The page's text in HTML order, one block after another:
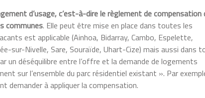
d’usage, c’est-à-dire le règlement de compensation
communes. Elle peut être mise en place dans toutes les
est applicable (Ainhoa, Bidarray, Cambo, Espelette,
sur-Nivelle, Sare, Souraïde, Uhart-Cize) mais aussi dans
un déséquilibre entre l’offre et la demande de logements
sur l’ensemble du parc résidentiel existant ». Par
demander à appliquer la compensation.